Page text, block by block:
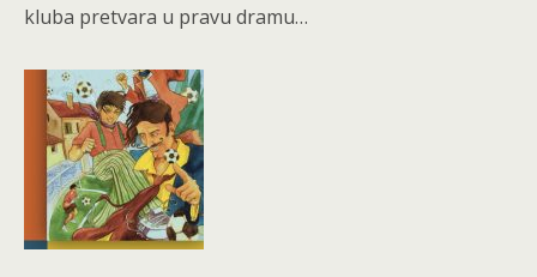
kluba pretvara u pravu dramu…